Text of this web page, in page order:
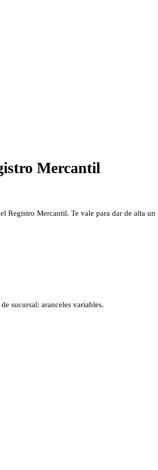
Mercantil
Registro Mercantil. Te vale para dar de alta
sucursal: aranceles variables.